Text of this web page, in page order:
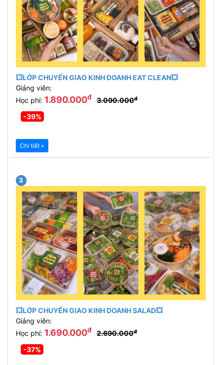
💥LỚP CHUYỂN GIAO KINH DOANH EAT CLEAN💥
Giảng viên:
Học phí: 1.890.000đ 3.090.000đ
-39%
Chi tiết »
3
💥LỚP CHUYỂN GIAO KINH DOANH SALAD💥
Giảng viên:
Học phí: 1.690.000đ 2.690.000đ
-37%